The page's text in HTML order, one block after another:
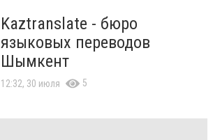
Kaztranslate - бюро
языковых переводов
Шымкент
12:32, 30 июля 5